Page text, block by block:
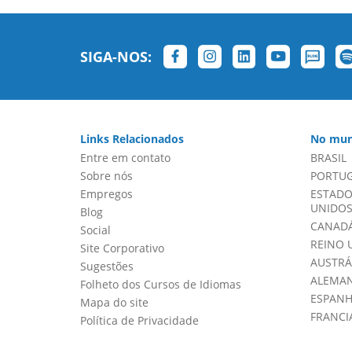
SIGA-NOS:
Links Relacionados
Entre em contato
Sobre nós
Empregos
Blog
Social
Site Corporativo
Sugestões
Folheto dos Cursos de Idiomas
Mapa do site
Política de Privacidade
No
BRASIL
REINO